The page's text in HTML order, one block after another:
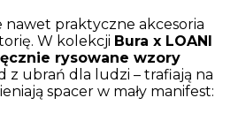
nawet praktyczne akcesoria
W kolekcji Bura x LOANI
rysowane wzory
z ubrań dla ludzi – trafiają na
spacer w mały manifest: